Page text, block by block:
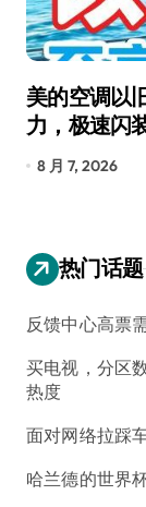
追
热门话题
反馈中心高票
买电视，分区
热度
面对网络拉踩
哈兰德的世界